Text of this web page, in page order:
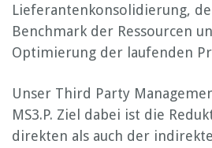
Lieferantenkonsolidierung,
Benchmark der Ressourcen
Optimierung der laufenden
Unser Third Party
MS3.P. Ziel dabei ist die
direkten als auch der